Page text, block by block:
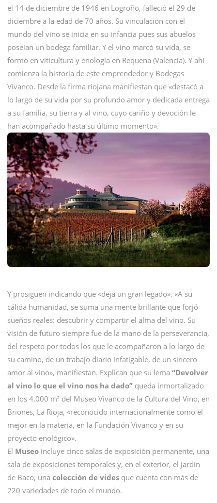
el 14 de diciembre de 1946 en Logroño, falleció el 29 de
diciembre a la edad de 70 años. Su vinculación con el
mundo del vino se inicia en su infancia pues sus abuelos
poseían un bodega familiar. Y el vino marcó su vida, se
formó en viticultura y enología en Requena (Valencia). Y ahí
comienza la historia de este emprendedor y Bodegas
Vivanco. Desde la firma riojana manifiestan que «destacó a
lo largo de su vida por su profundo amor y dedicada entrega
a su familia, su tierra y al vino, cuyo cariño y devoción le
han acompañado hasta su último momento».
Y prosiguen indicando que «deja un gran legado». «A su
cálida humanidad, se suma una mente brillante que forjó
sueños reales: descubrir y compartir el alma del vino. Su
visión de futuro siempre fue de la mano de la perseverancia,
del respeto por todos los que le acompañaron a lo largo de
su camino, de un trabajo diario infatigable, de un sincero
amor al vino», manifiestan. Explican que su lema “Devolver
al vino lo que el vino nos ha dado” queda inmortalizado
en los 4.000 m² del Museo Vivanco de la Cultura del Vino, en
Briones, La Rioja, «reconocido internacionalmente como el
mejor en la materia, en la Fundación Vivanco y en su
proyecto enológico».
El Museo incluye cinco salas de exposición permanente, una
sala de exposiciones temporales y, en el exterior, el Jardín
de Baco, una colección de vides que cuenta con más de
220 variedades de todo el mundo.